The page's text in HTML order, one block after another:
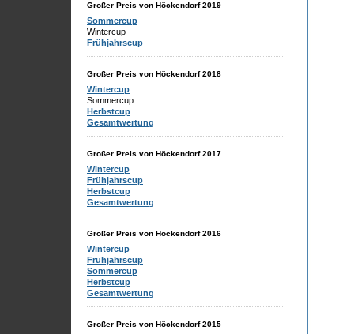
Großer Preis von Höckendorf 2019
Sommercup
Wintercup
Frühjahrscup
Großer Preis von Höckendorf 2018
Wintercup
Sommercup
Herbstcup
Gesamtwertung
Großer Preis von Höckendorf 2017
Wintercup
Frühjahrscup
Herbstcup
Gesamtwertung
Großer Preis von Höckendorf 2016
Wintercup
Frühjahrscup
Sommercup
Herbstcup
Gesamtwertung
Großer Preis von Höckendorf 2015